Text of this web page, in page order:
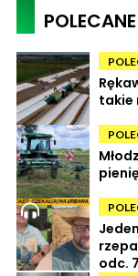
POLECANE
takie
odc.